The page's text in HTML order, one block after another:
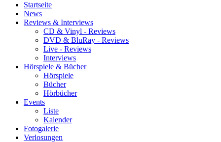
Startseite
News
Reviews & Interviews
CD & Vinyl - Reviews
DVD & BluRay - Reviews
Live - Reviews
Interviews
Hörspiele & Bücher
Hörspiele
Bücher
Hörbücher
Events
Liste
Kalender
Fotogalerie
Verlosungen